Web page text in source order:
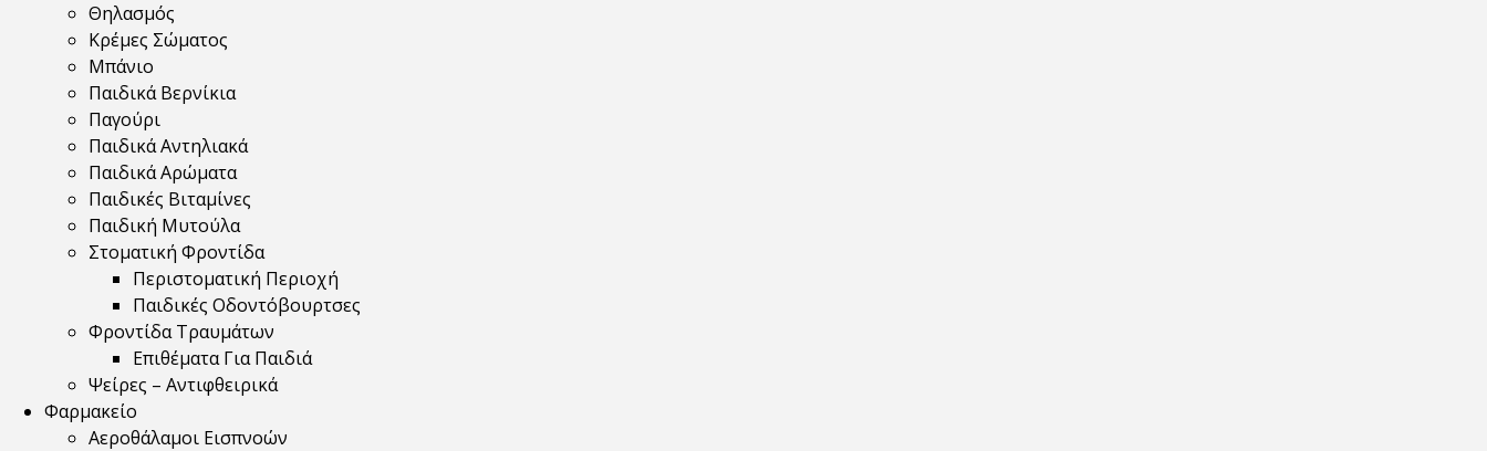
Θηλασμός
Κρέμες Σώματος
Μπάνιο
Παιδικά Βερνίκια
Παγούρι
Παιδικά Αντηλιακά
Παιδικά Αρώματα
Παιδικές Βιταμίνες
Παιδική Μυτούλα
Στοματική Φροντίδα
Περιστοματική Περιοχή
Παιδικές Οδοντόβουρτσες
Φροντίδα Τραυμάτων
Επιθέματα Για Παιδιά
Ψείρες – Αντιφθειρικά
Φαρμακείο
Αεροθάλαμοι Εισπνοών